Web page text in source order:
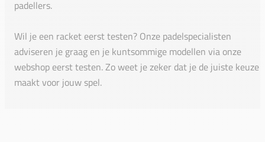
padellers.
Wil je een racket eerst testen? Onze padelspecialisten
adviseren je graag en je kuntsommige modellen via onze
webshop eerst testen. Zo weet je zeker dat je de juiste keuze
maakt voor jouw spel.